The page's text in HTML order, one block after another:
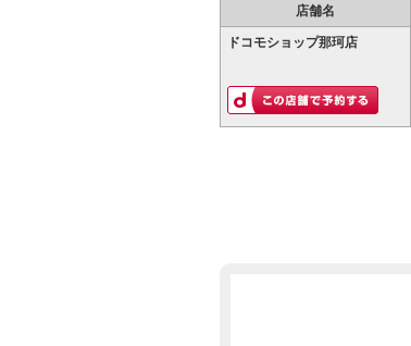
店舗名
ドコモショップ那珂店